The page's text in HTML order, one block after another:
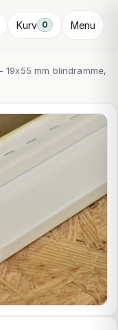
Kurv 0 Menu
mm blindramme,